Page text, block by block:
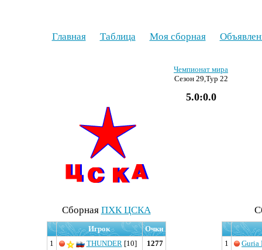
Главная Таблица Моя сборная
Чемпионат мира
Сезон 29,Тур 22
5.0:0.0
Cборная ПХК ЦСКА
Игрок
Очки
1
THUNDER[10] 1277 1 Guria